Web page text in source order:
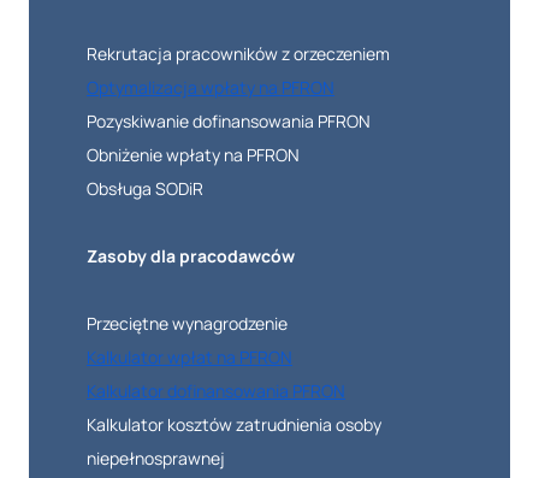
Rekrutacja pracowników z orzeczeniem
Optymalizacja wpłaty na PFRON
Pozyskiwanie dofinansowania PFRON
Obniżenie wpłaty na PFRON
Obsługa SODiR
Zasoby dla pracodawców
Przeciętne wynagrodzenie
Kalkulator wpłat na PFRON
Kalkulator dofinansowania PFRON
Kalkulator kosztów zatrudnienia osoby
niepełnosprawnej